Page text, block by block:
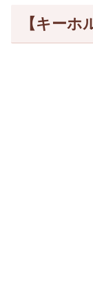
【キーホ